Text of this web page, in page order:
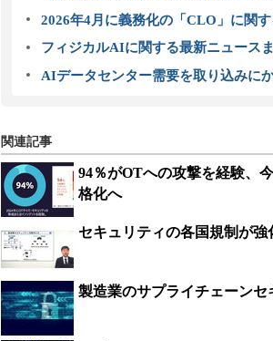
2026年4月に義務化の「CLO」に関
フィジカルAIに関する最新ニュース
AIデータセンター需要を取り込みに
関連記事
94％がOTへの攻撃を経験、
格化へ
セキュリティの各国規制が
製造業のサプライチェーン